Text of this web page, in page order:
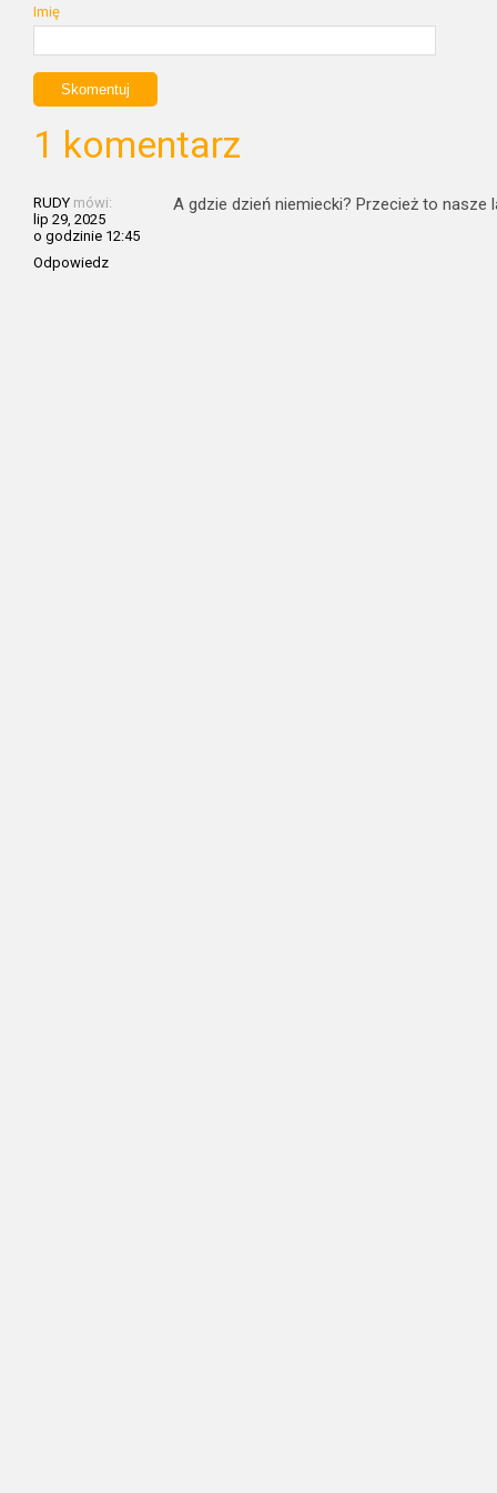
Imię
1 komentarz
RUDY mówi:
lip 29, 2025
o godzinie 12:45
Odpowiedz
A gdzie dzień niemiecki? Przecież to nasze